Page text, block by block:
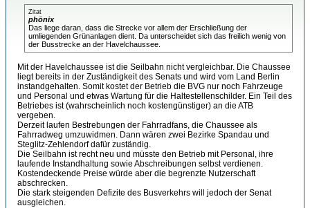
Zitat
phönix
Das liege daran, dass die Strecke vor allem der Erschließung der
umliegenden Grünanlagen dient. Da unterscheidet sich das freilich wenig von
der Busstrecke an der Havelchaussee.
Mit der Havelchaussee ist die Seilbahn nicht vergleichbar. Die Chaussee
liegt bereits in der Zuständigkeit des Senats und wird vom Land Berlin
instandgehalten. Somit kostet der Betrieb die BVG nur noch Fahrzeuge
und Personal und etwas Wartung für die Haltestellenschilder. Ein Teil des
Betriebes ist (wahrscheinlich noch kostengünstiger) an die ATB
vergeben.
Derzeit laufen Bestrebungen der Fahrradfans, die Chaussee als
Fahrradweg umzuwidmen. Dann wären zwei Bezirke Spandau und
Steglitz-Zehlendorf dafür zuständig.
Die Seilbahn ist recht neu und müsste den Betrieb mit Personal, ihre
laufende Instandhaltung sowie Abschreibungen selbst verdienen.
Kostendeckende Preise würde aber die begrenzte Nutzerschaft
abschrecken.
Die stark steigenden Defizite des Busverkehrs will jedoch der Senat
ausgleichen.